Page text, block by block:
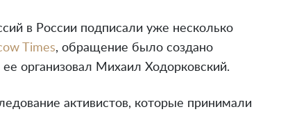
в России подписали уже несколько
Times, обращение было создано
организовал Михаил Ходорковский.
активистов, которые принимали